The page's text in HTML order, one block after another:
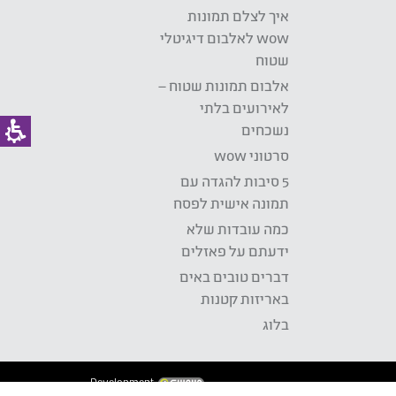
איך לצלם תמונות
wow לאלבום דיגיטלי
שטוח
אלבום תמונות שטוח –
לאירועים בלתי
נשכחים
סרטוני wow
5 סיבות להגדה עם
תמונה אישית לפסח
כמה עובדות שלא
ידעתם על פאזלים
דברים טובים באים
באריזות קטנות
בלוג
Development: